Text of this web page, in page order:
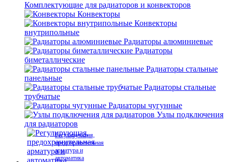
Комплектующие для радиаторов и конвекторов
Конвекторы
Конвекторы
внутрипольные
Радиаторы алюминиевые
Радиаторы
биметаллические
Радиаторы стальные
панельные
Радиаторы стальные
трубчатые
Радиаторы чугунные
Узлы подключения
для радиаторов
Регулирующая,
предохранительная
арматура и
автоматика